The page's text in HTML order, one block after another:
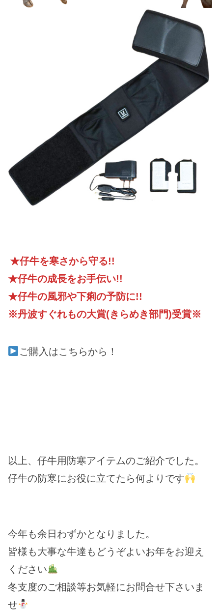
★仔牛を寒さから守る!!
★仔牛の成長をお手伝い!!
★仔牛の風邪や下痢の予防に!!
※丹波すぐれもの大賞(きらめき部門)受賞※
ご購入はこちらから！
以上、仔牛用防寒アイテムのご紹介でした。
仔牛の防寒にお役に立てたら何よりです
今年も余日わずかとなりました。
皆様も大事な牛達もどうぞよいお年をお迎え
ください
冬支度のご相談等お気軽にお問合せ下さいま
せ